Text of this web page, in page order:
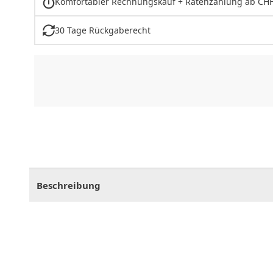
30 Tage Rückgaberecht
Beschreibung